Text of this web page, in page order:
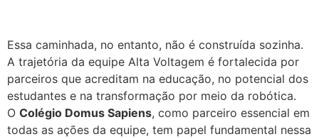
Essa caminhada, no entanto, não é construída sozinha.
A trajetória da equipe Alta Voltagem é fortalecida por
parceiros que acreditam na educação, no potencial dos
estudantes e na transformação por meio da robótica.
O Colégio Domus Sapiens, como parceiro essencial em
todas as ações da equipe, tem papel fundamental nessa